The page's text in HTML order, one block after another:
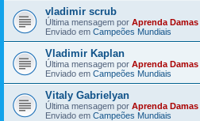
vladimir scrub
Última mensagem por Aprenda Damas
Enviado em Campeões Mundiais
Vladimir Kaplan
Última mensagem por Aprenda Damas
Enviado em Campeões Mundiais
Vitaly Gabrielyan
Última mensagem por Aprenda Damas
Enviado em Campeões Mundiais